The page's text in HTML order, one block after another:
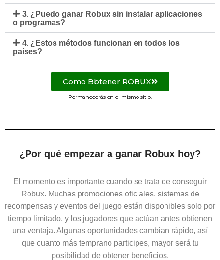
3. ¿Puedo ganar Robux sin instalar aplicaciones
o programas?
4. ¿Estos métodos funcionan en todos los
países?
Como Bbtener ROBUX
Permanecerás en el mismo sitio.
¿Por qué empezar a ganar Robux hoy?
El momento es importante cuando se trata de conseguir
Robux. Muchas promociones oficiales, sistemas de
recompensas y eventos del juego están disponibles solo por
tiempo limitado, y los jugadores que actúan antes obtienen
una ventaja. Algunas oportunidades cambian rápido, así
que cuanto más temprano participes, mayor será tu
posibilidad de obtener beneficios.